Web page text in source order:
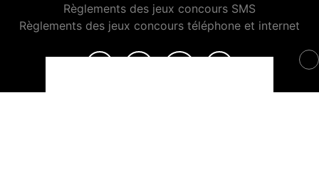
Règlements des jeux concours SMS
Règlements des jeux concours téléphone et internet